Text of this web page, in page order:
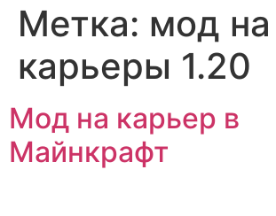
Метка: мод на
карьеры 1.20
Мод на карьер в
Майнкрафт